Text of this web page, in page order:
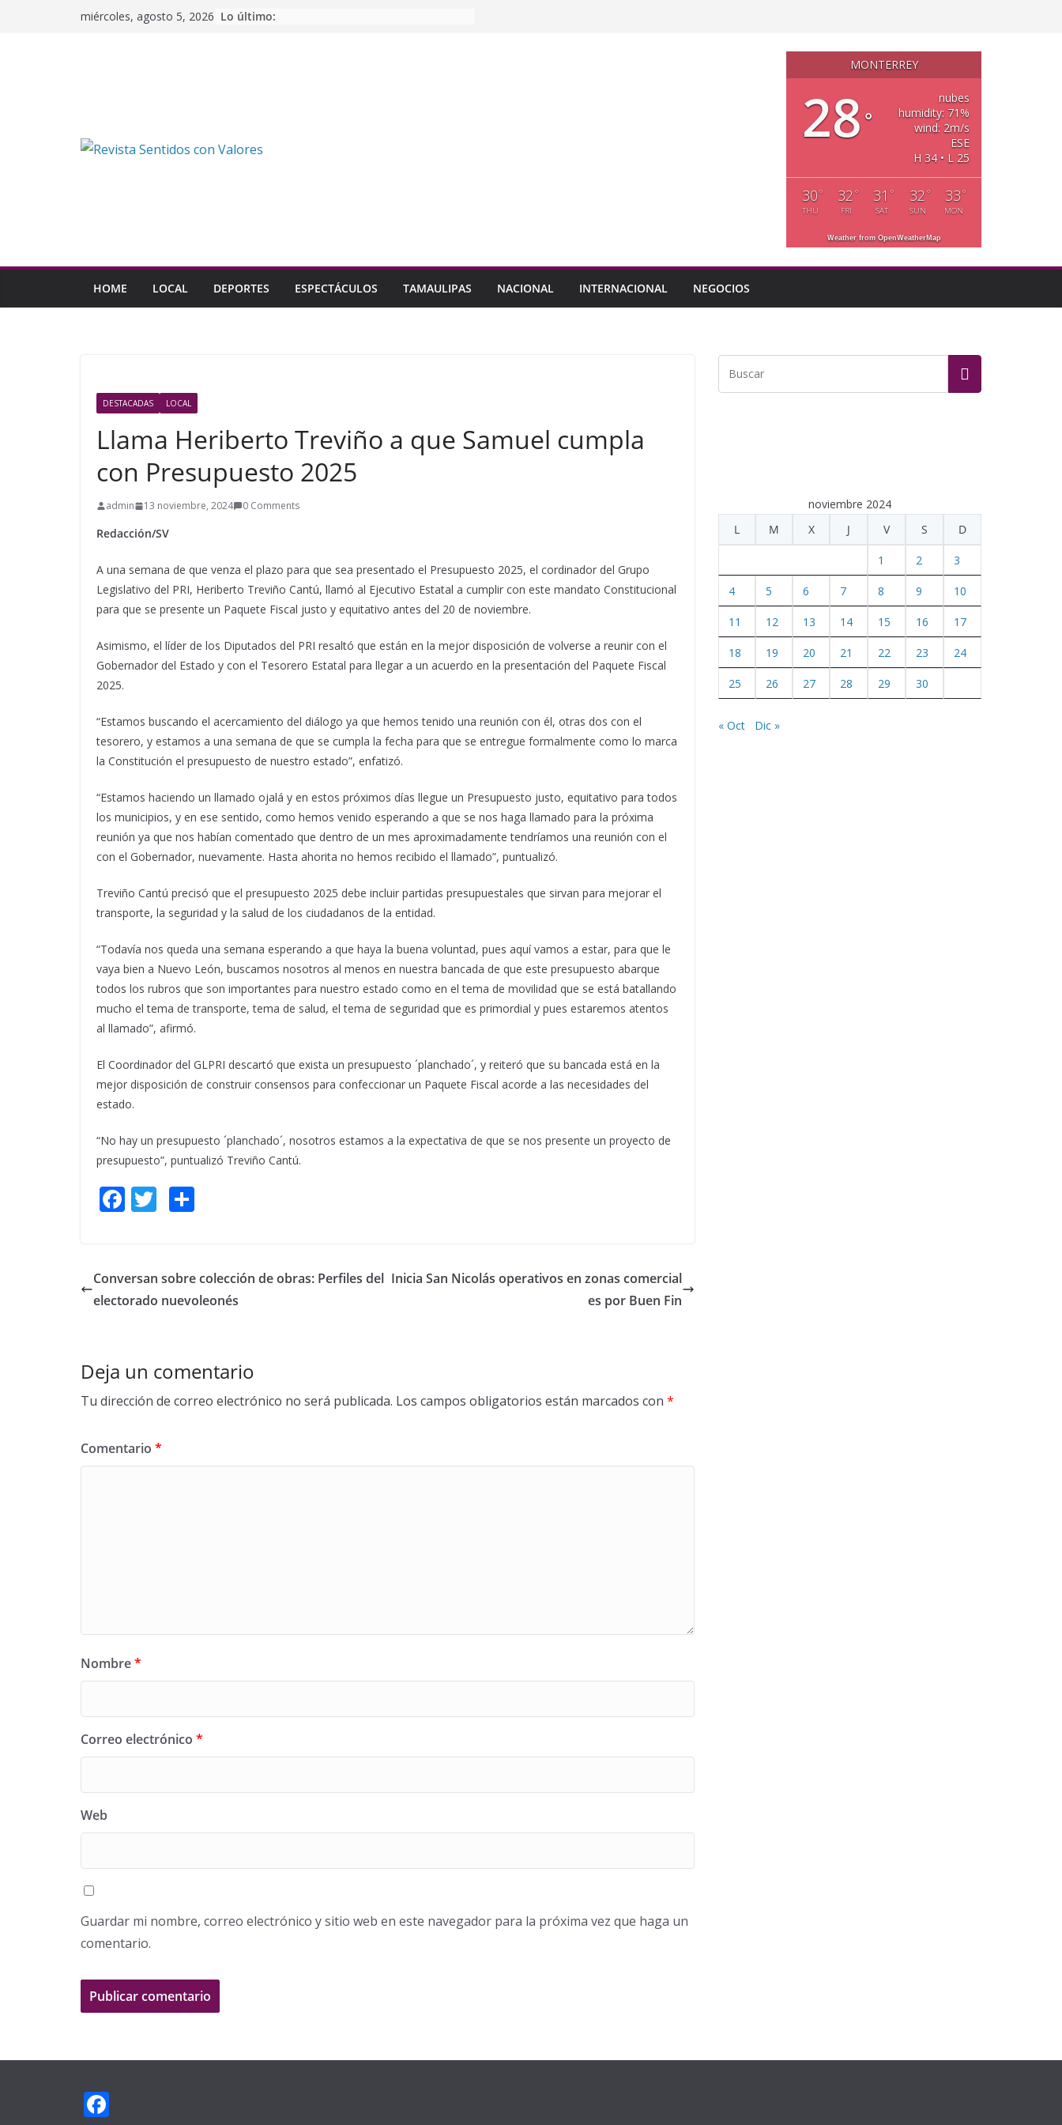
miércoles, agosto 5, 2026 Lo último:
MONTERREY
28°
nubes
humidity: 71%
wind: 2m/s
ESE
H 34 • L 25
30°
THU
32 °
FRI
31 °
SAT
32 °
SUN
33°
MON
Weather from OpenWeatherMap
HOME LOCAL DEPORTES ESPECTÁCULOS TAMAULIPAS NACIONAL INTERNACIONAL NEGOCIOS
DESTACADAS LOCAL
Llama Heriberto Treviño a que Samuel cumpla
con Presupuesto 2025
admin 13 noviembre, 2024 0 Comments
Redacción/SV
A una semana de que venza el plazo para que sea presentado el Presupuesto 2025, el cordinador del Grupo
Legislativo del PRI, Heriberto Treviño Cantú, llamó al Ejecutivo Estatal a cumplir con este mandato Constitucional
para que se presente un Paquete Fiscal justo y equitativo antes del 20 de noviembre.
Asimismo, el líder de los Diputados del PRI resaltó que están en la mejor disposición de volverse a reunir con el
Gobernador del Estado y con el Tesorero Estatal para llegar a un acuerdo en la presentación del Paquete Fiscal
2025.
“Estamos buscando el acercamiento del diálogo ya que hemos tenido una reunión con él, otras dos con el
tesorero, y estamos a una semana de que se cumpla la fecha para que se entregue formalmente como lo marca
la Constitución el presupuesto de nuestro estado”, enfatizó.
“Estamos haciendo un llamado ojalá y en estos próximos días llegue un Presupuesto justo, equitativo para todos
los municipios, y en ese sentido, como hemos venido esperando a que se nos haga llamado para la próxima
reunión ya que nos habían comentado que dentro de un mes aproximadamente tendríamos una reunión con el
con el Gobernador, nuevamente. Hasta ahorita no hemos recibido el llamado”, puntualizó.
Treviño Cantú precisó que el presupuesto 2025 debe incluir partidas presupuestales que sirvan para mejorar el
transporte, la seguridad y la salud de los ciudadanos de la entidad.
“Todavía nos queda una semana esperando a que haya la buena voluntad, pues aquí vamos a estar, para que le
vaya bien a Nuevo León, buscamos nosotros al menos en nuestra bancada de que este presupuesto abarque
todos los rubros que son importantes para nuestro estado como en el tema de movilidad que se está batallando
mucho el tema de transporte, tema de salud, el tema de seguridad que es primordial y pues estaremos atentos
al llamado”, afirmó.
El Coordinador del GLPRI descartó que exista un presupuesto ´planchado´, y reiteró que su bancada está en la
mejor disposición de construir consensos para confeccionar un Paquete Fiscal acorde a las necesidades del
estado.
“No hay un presupuesto ´planchado´, nosotros estamos a la expectativa de que se nos presente un proyecto de
presupuesto”, puntualizó Treviño Cantú.
F
b
o
T
er e
Conversan sobre colección de obras: Perfiles del
electorado nuevoleonés
Inicia San Nicolás operativos en zonas comercial
es por Buen Fin
Deja un comentario
Tu dirección de correo electrónico no será publicada. Los campos obligatorios están marcados con *
Comentario *
Nombre*
Correo electrónico *
Web
Guardar mi nombre, correo electrónico y sitio web en este navegador para la próxima vez que haga un
comentario.
noviembre 2024
L
M X J V S D
1 2 3
4 5 6 7 8 9 10
11 12 13 14 15 16 17
18 19 20 21 22 23 24
25 26 27 28 29 30
« Oct Dic »